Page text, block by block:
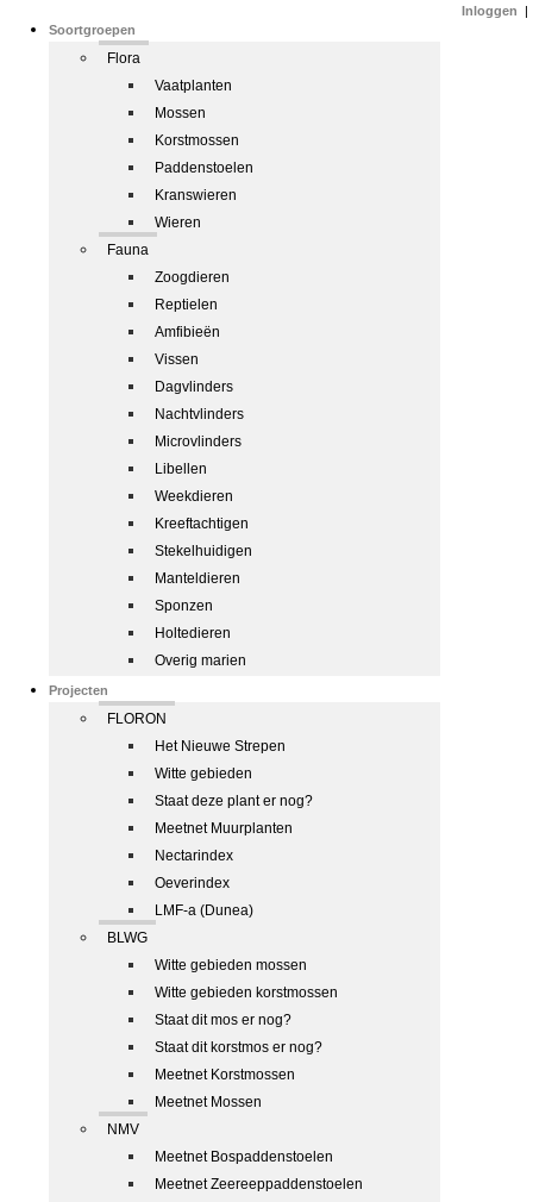
Soortgroepen
Flora
Vaatplanten
Mossen
Korstmossen
Paddenstoelen
Kranswieren
Wieren
Fauna
Zoogdieren
Reptielen
Amfibieën
Vissen
Dagvlinders
Nachtvlinders
Microvlinders
Libellen
Weekdieren
Kreeftachtigen
Stekelhuidigen
Manteldieren
Sponzen
Holtedieren
Overig marien
Projecten
FLORON
Het Nieuwe Strepen
Witte gebieden
Staat deze plant er nog?
Meetnet Muurplanten
Nectarindex
Oeverindex
LMF-a (Dunea)
BLWG
Witte gebieden mossen
Witte gebieden korstmossen
Staat dit mos er nog?
Staat dit korstmos er nog?
Meetnet Korstmossen
Meetnet Mossen
NMV
Meetnet Bospaddenstoelen
Meetnet Zeereeppaddenstoelen
Inloggen |